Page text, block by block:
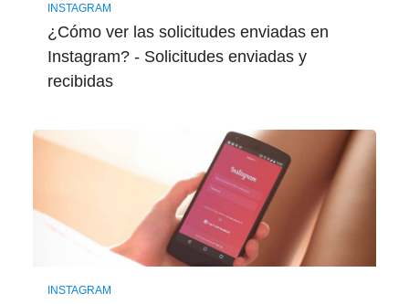
INSTAGRAM
¿Cómo ver las solicitudes enviadas en
Instagram? - Solicitudes enviadas y
recibidas
INSTAGRAM